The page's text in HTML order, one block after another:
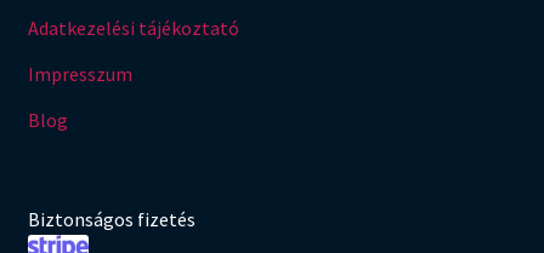
Adatkezelési tájékoztató
Impresszum
Blog
Biztonságos fizetés